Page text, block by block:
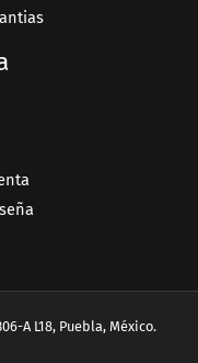
A L18, Puebla, México.